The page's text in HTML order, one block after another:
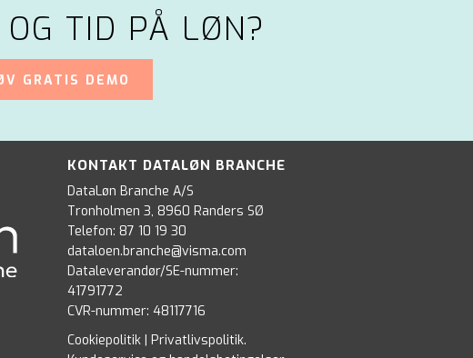
TID PÅ LØN?
GRATIS DEMO
KONTAKT DATALØN BRANCHE
DataLøn Branche A/S
Tronholmen 3, 8960 Randers SØ
Telefon: 87 10 19 30
dataloen.branche@visma.com
Dataleverandør/SE-nummer:
41791772
CVR-nummer: 48117716
Cookiepolitik| Privatlivspolitik.